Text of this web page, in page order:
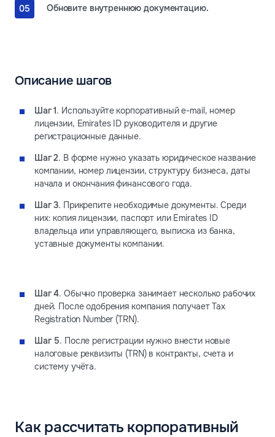
Обновите внутреннюю документацию.
Описание шагов
Шаг 1. Используйте корпоративный e-mail, номер
лицензии, Emirates ID руководителя и другие
регистрационные данные.
Шаг 2. В форме нужно указать юридическое название
компании, номер лицензии, структуру бизнеса, даты
начала и окончания финансового года.
Шаг 3. Прикрепите необходимые документы. Среди
них: копия лицензии, паспорт или Emirates ID
владельца или управляющего, выписка из банка,
уставные документы компании.
Шаг 4. Обычно проверка занимает несколько рабочих
дней. После одобрения компания получает Tax
Registration Number (TRN).
Шаг 5. После регистрации нужно внести новые
налоговые реквизиты (TRN) в контракты, счета и
систему учёта.
Как рассчитать корпоративный